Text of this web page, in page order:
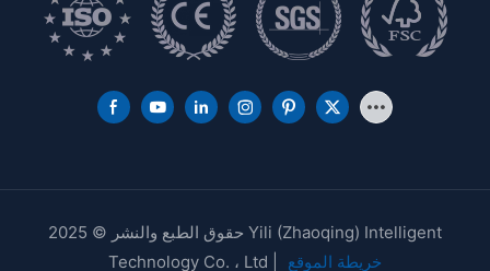
حقوق الطبع والنشر © 2025 Yili (Zhaoqing) Intelligent
Technology Co. ، Ltd |
خريطة الموقع